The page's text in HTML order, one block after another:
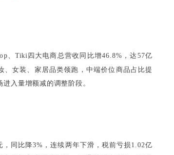
、Tiki四大电商总营收同比增46.8%，达57亿
、女装、家居品类领跑，中端价位商品占比提
入量增额减的调整阶段。
同比降3%，连续两年下滑，税前亏损1.02亿